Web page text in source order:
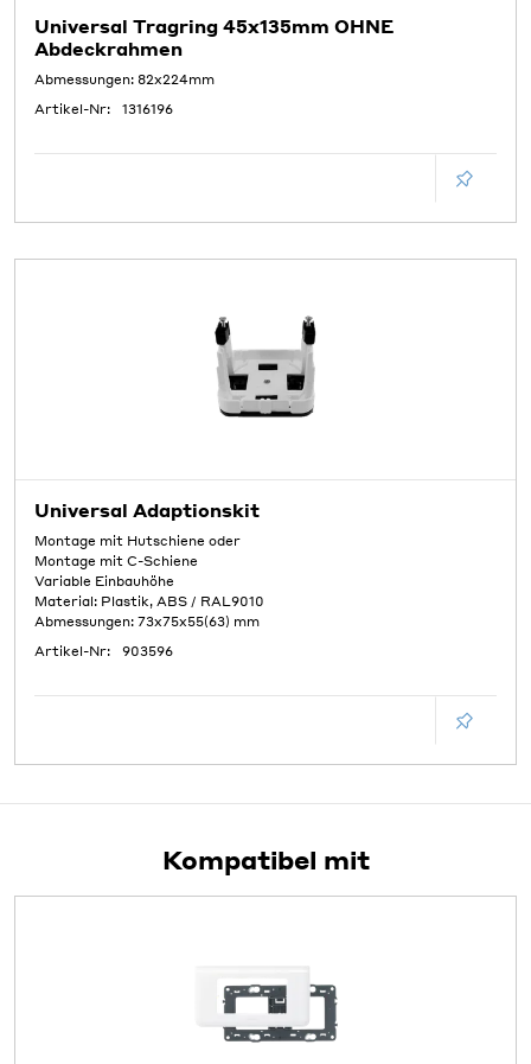
Universal Tragring 45x135mm OHNE
Abdeckrahmen
Abmessungen: 82x224mm
Artikel-Nr:
1316196
Universal Adaptionskit
Montage mit Hutschiene oder
Montage mit C-Schiene
Variable Einbauhöhe
Material: Plastik, ABS / RAL9010
Abmessungen: 73x75x55(63) mm
Artikel-Nr:
903596
Kompatibel mit